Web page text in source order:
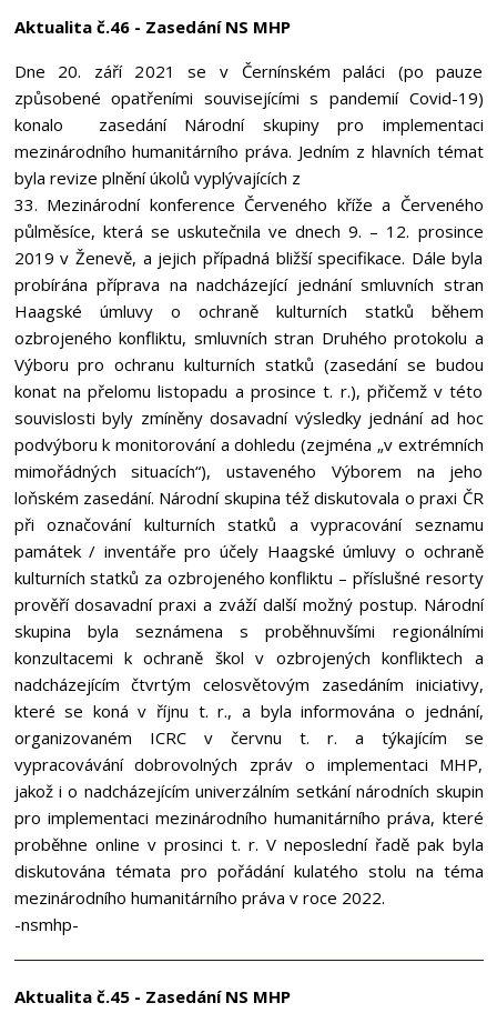
Aktualita č.46 - Zasedání NS MHP
Dne 20. září 2021 se v Černínském paláci (po pauze
způsobené opatřeními souvisejícími s pandemií Covid-19)
konalo zasedání Národní skupiny pro implementaci
mezinárodního humanitárního práva. Jedním z hlavních témat
byla revize plnění úkolů vyplývajících z
33. Mezinárodní konference Červeného kříže a Červeného
půlměsíce, která se uskutečnila ve dnech 9. – 12. prosince
2019 v Ženevě, a jejich případná bližší specifikace. Dále byla
probírána příprava na nadcházející jednání smluvních stran
Haagské úmluvy o ochraně kulturních statků během
ozbrojeného konfliktu, smluvních stran Druhého protokolu a
Výboru pro ochranu kulturních statků (zasedání se budou
konat na přelomu listopadu a prosince t. r.), přičemž v této
souvislosti byly zmíněny dosavadní výsledky jednání ad hoc
podvýboru k monitorování a dohledu (zejména „v extrémních
mimořádných situacích“), ustaveného Výborem na jeho
loňském zasedání. Národní skupina též diskutovala o praxi ČR
při označování kulturních statků a vypracování seznamu
památek / inventáře pro účely Haagské úmluvy o ochraně
kulturních statků za ozbrojeného konfliktu – příslušné resorty
prověří dosavadní praxi a zváží další možný postup. Národní
skupina byla seznámena s proběhnuvšími regionálními
konzultacemi k ochraně škol v ozbrojených konfliktech a
nadcházejícím čtvrtým celosvětovým zasedáním iniciativy,
které se koná v říjnu t. r., a byla informována o jednání,
organizovaném ICRC v červnu t. r. a týkajícím se
vypracovávání dobrovolných zpráv o implementaci MHP,
jakož i o nadcházejícím univerzálním setkání národních skupin
pro implementaci mezinárodního humanitárního práva, které
proběhne online v prosinci t. r. V neposlední řadě pak byla
diskutována témata pro pořádání kulatého stolu na téma
mezinárodního humanitárního práva v roce 2022.
-nsmhp-
Aktualita č.45 - Zasedání NS MHP